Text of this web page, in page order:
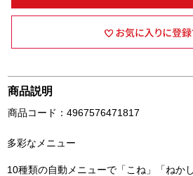
商品説明
商品コード：4967576471817
多彩なメニュー
10種類の自動メニューで「こね」「ねか